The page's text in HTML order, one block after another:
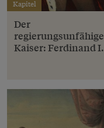
Kapitel
Der
regierungsunfähige
Kaiser: Ferdinand I.